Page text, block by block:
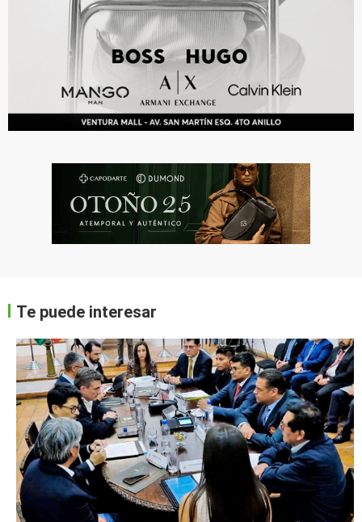
Te puede interesar